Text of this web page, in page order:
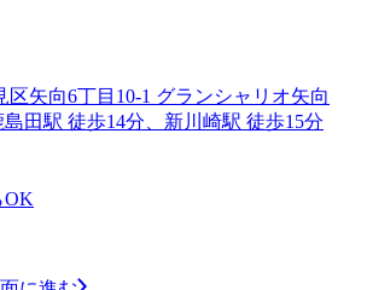
矢向6丁目10-1 グランシャリオ矢向
田駅 徒歩14分、新川崎駅 徒歩15分
OK